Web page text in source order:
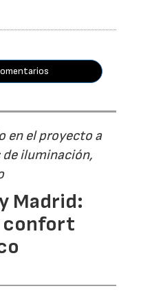
en el proyecto a
iluminación,
Madrid:
confort